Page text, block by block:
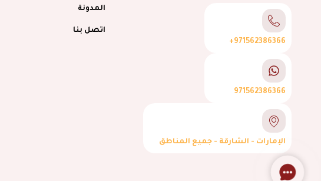
971562386366+
971562386366
الإمارات - الشارقة - جميع المناطق
المدونة
اتصل بنا
Contact